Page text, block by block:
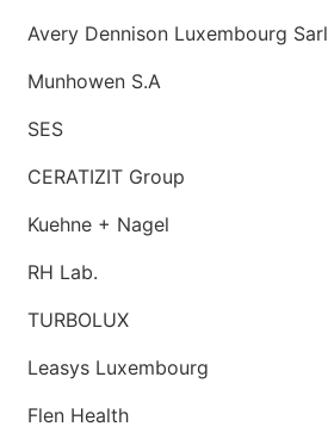
Avery Dennison Luxembourg Sarl
Munhowen S.A
SES
CERATIZIT Group
Kuehne + Nagel
RH Lab.
TURBOLUX
Leasys Luxembourg
Flen Health